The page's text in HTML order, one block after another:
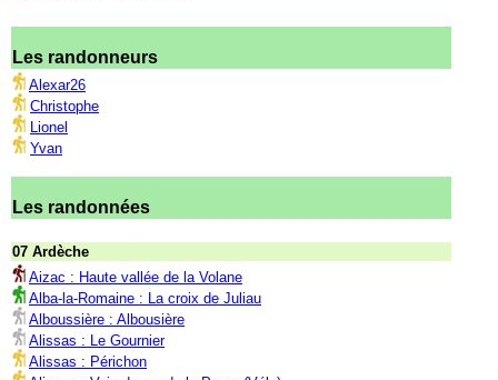
Les randonneurs
Alexar26
Christophe
Lionel
Yvan
Les randonnées
07 Ardèche
Aizac : Haute vallée de la Volane
Alba-la-Romaine : La croix de Juliau
Alboussière : Albousière
Alissas : Le Gournier
Alissas : Périchon